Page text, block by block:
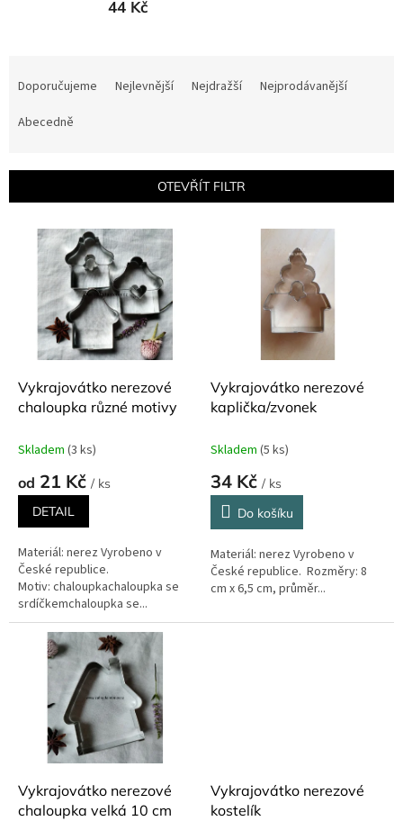
44 Kč
a
r
Doporučujeme Nejlevnější Nejdražší
Nejprodávanější
Abecedně
OTEVŘÍT FILTR
d
u
Vykrajovátko nerezové
chaloupka různé motivy
Skladem (3 ks)
od 21 Kč / ks
DETAIL
Materiál: nerez Vyrobeno v
České republice.
Motiv: chaloupkachaloupka se
srdíčkemchaloupka se...
Vykrajovátko nerezové
kaplička/zvonek
Skladem (5 ks)
34 Kč / ks
Do košíku
Materiál: nerez Vyrobeno v
České republice. Rozměry: 8
cm x 6,5 cm, průměr...
Vykrajovátko nerezové
chaloupka velká 10 cm
Vykrajovátko nerezové
kostelík